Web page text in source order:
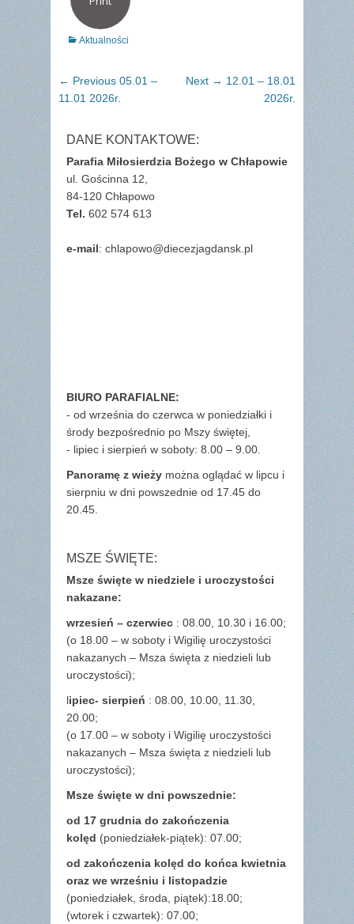
Categories
Aktualności
Nawigacja
wpisu
← Previous Previous
05.01 –
11.01 2026r.
Next → Next
12.01 – 18.01
2026r.
DANE KONTAKTOWE:
Parafia Miłosierdzia Bożego w Chłapowie
ul. Gościnna 12,
84-120 Chłapowo
Tel. 602 574 613
e-mail: chlapowo@diecezjagdansk.pl
BIURO PARAFIALNE:
- od września do czerwca w poniedziałki i
środy bezpośrednio po Mszy świętej,
- lipiec i sierpień w soboty: 8.00 – 9.00.
Panoramę z wieży można oglądać w lipcu i
sierpniu w dni powszednie od 17.45 do
20.45.
MSZE ŚWIĘTE:
Msze święte w niedziele i uroczystości
nakazane:
wrzesień – czerwiec : 08.00, 10.30 i 16.00;
(o 18.00 – w soboty i Wigilię uroczystości
nakazanych – Msza święta z niedzieli lub
uroczystości);
lipiec- sierpień : 08.00, 10.00, 11.30,
20.00;
(o 17.00 – w soboty i Wigilię uroczystości
nakazanych – Msza święta z niedzieli lub
uroczystości);
Msze święte w dni powszednie:
od 17 grudnia do zakończenia
kolęd (poniedziałek-piątek): 07.00;
od zakończenia kolęd do końca kwietnia
oraz we wrześniu i listopadzie
(poniedziałek, środa, piątek):18.00;
(wtorek i czwartek): 07.00;